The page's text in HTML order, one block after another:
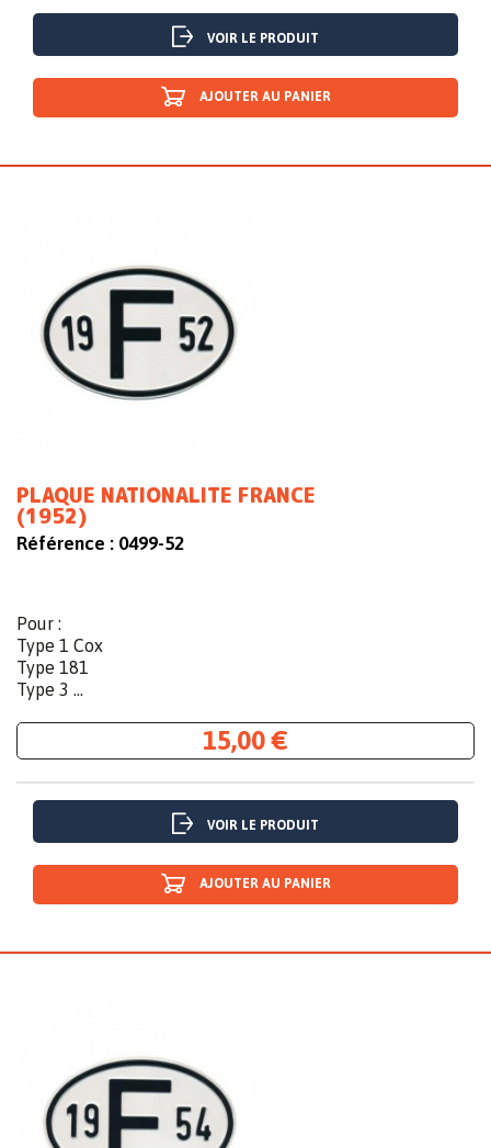
VOIR LE PRODUIT
AJOUTER AU PANIER
PLAQUE NATIONALITE FRANCE
(1952)
Référence : 0499-52
Pour :
Type 1 Cox
Type 181
Type 3 ...
15,00 €
VOIR LE PRODUIT
AJOUTER AU PANIER